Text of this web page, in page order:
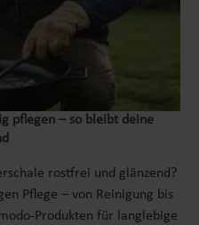
pflegen – so bleibt deine
rostfrei und glänzend?
Pflege – von Reinigung bis
Produkten für langlebige